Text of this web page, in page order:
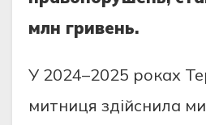
млн гривень.
У 2024–2025 роках
митниця здійснила